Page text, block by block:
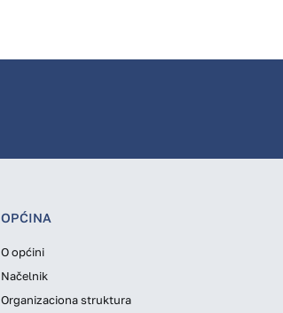
OPĆINA
O općini
Načelnik
Organizaciona struktura